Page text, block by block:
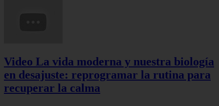
Video La vida moderna y nuestra biología
en desajuste: reprogramar la rutina para
recuperar la calma